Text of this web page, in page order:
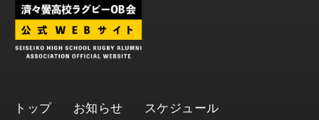
トップ お知らせ
スケジュール